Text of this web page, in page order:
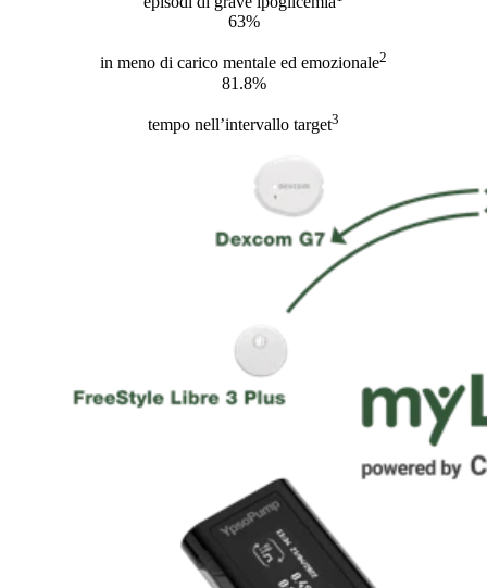
63%
in meno di carico mentale ed emozionale2
81.8%
tempo nell’intervallo target3